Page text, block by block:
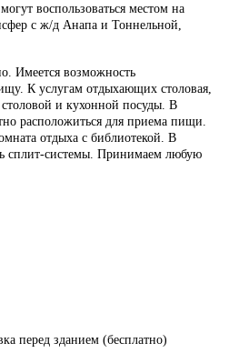
воспользоваться местом на
с ж/д Анапа и Тоннельной,
Имеется возможность
К услугам отдыхающих столовая,
и кухонной посуды. В
расположиться для приема пищи.
отдыха с библиотекой. В
сплит-системы. Принимаем любую
перед зданием (бесплатно)